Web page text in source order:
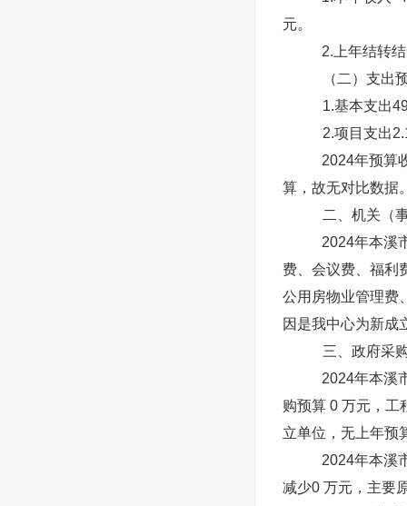
元。
2.上年结转
（二）支出
1.基本支出
2.项目支出
2024年预算
算，故无对比数据
二、机关（
2024年本溪
费、会议费、福利
公用房物业管理费
因是我中心为新成
三、政府采
2024年本溪
购预算 0 万元，工
立单位，无上年预
2024年本溪
减少0 万元，主要